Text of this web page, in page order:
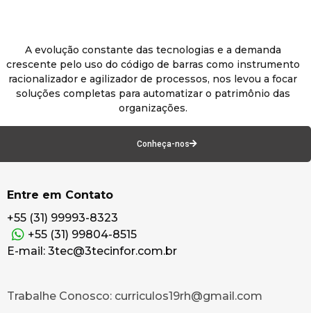
A evolução constante das tecnologias e a demanda
crescente pelo uso do código de barras como instrumento
racionalizador e agilizador de processos, nos levou a focar
soluções completas para automatizar o patrimônio das
organizações.
Conheça-nos
Entre em Contato
+55 (31) 99993-8323
+55 (31) 99804-8515
E-mail: 3tec@3tecinfor.com.br
Trabalhe Conosco: curriculos19rh@gmail.com